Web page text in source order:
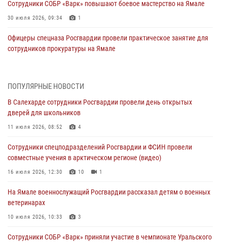
Сотрудники СОБР «Варк» повышают боевое мастерство на Ямале
30 июля 2026, 09:34 1
Офицеры спецназа Росгвардии провели практическое занятие для
сотрудников прокуратуры на Ямале
В Уральском округе Росгвардии состоялось заседание
29 июля 2026, 10:39
Сотрудники СОБР «Варк» приняли участие в чемпионате Уральского
28 июля 2026, 05:28
На Полярном круге Росгвардия обеспечила безопасность турнира
Акция «Каникулы с Росгвардией» продолжается на Ямале
ПОПУЛЯРНЫЕ НОВОСТИ
В Салехарде сотрудники Росгвардии провели день открытых
дверей для школьников
11 июля 2026, 08:52 4
Сотрудники спецподразделений Росгвардии и ФСИН провели
совместные учения в арктическом регионе (видео)
16 июля 2026, 12:30 10 1
На Ямале военнослужащий Росгвардии рассказал детям о военных
ветеринарах
10 июля 2026, 10:33 3
Сотрудники СОБР «Варк» приняли участие в чемпионате Уральского